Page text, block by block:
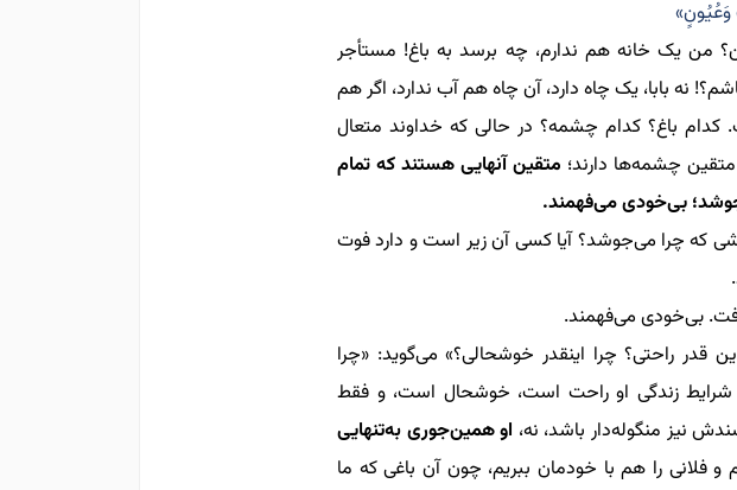
وَعُيُونٍ»
من یک خانه هم ندارم، چه برسد به باغ! مستأجر
بابا، یک چاه دارد، آن چاه هم آب ندارد، اگر هم
کدام باغ؟ کدام چشمه؟ در حالی که خداوند متعال
چشمه‌ها دارند؛ متقین آنهایی هستند که تمام
بی‌خودی می‌فهمند.
کهچرا می‌جوشد؟ آیا کسی آن زیر است و دارد فوت
.
بی‌خودی می‌فهمند.
قدر راحتی؟ چرا اینقدر خوشحالی؟» می‌گوید: «چرا
زندگی او راحت است، خوشحال است، و فقط
نیز منگوله‌دار باشد، نه، او همین‌جوری به‌تنهایی
فلانی را هم با خودمان ببریم، چون آن باغی که ما